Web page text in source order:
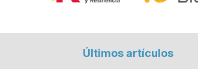
Últimos artículos